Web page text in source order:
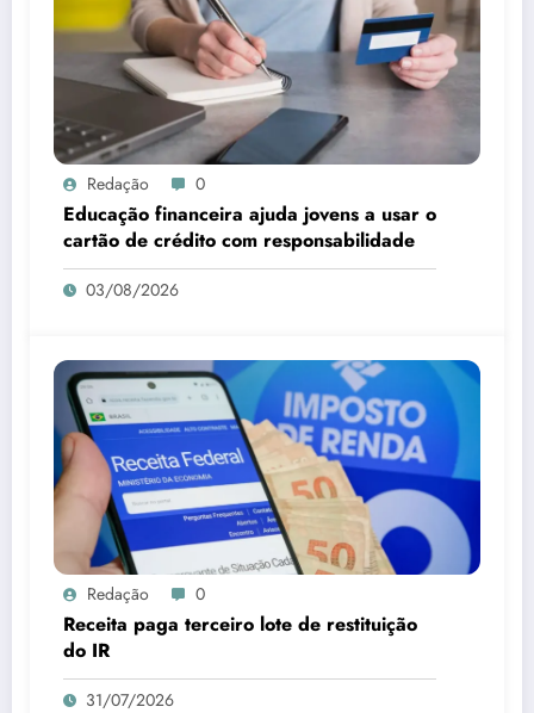
Redação 0
Educação financeira ajuda jovens a usar o
cartão de crédito com responsabilidade
03/08/2026
Redação 0
Receita paga terceiro lote de restituição
do IR
31/07/2026